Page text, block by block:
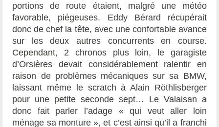
portions de route étaient, malgré une météo
favorable, piégeuses. Eddy Bérard récupérait
donc de chef la tête, avec une confortable avance
sur les deux autres concurrents en course.
Cependant, 2 chronos plus loin, le garagiste
d’Orsières devait considérablement ralentir en
raison de problèmes mécaniques sur sa BMW,
laissant même le scratch à Alain Röthlisberger
pour une petite seconde sept… Le Valaisan a
donc fait parler l’adage « qui veut aller loin
ménage sa monture », et c’est ainsi qu’il a franchi